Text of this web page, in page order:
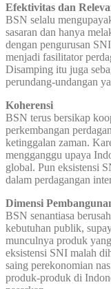
Efektivitas dan
BSN selalu
sasaran dan hanya
dengan pengurusan
menjadi fasilitator
Disamping itu juga
perundang-undangan
Koherensi
BSN terus bersikap
perkembangan
ketinggalan zaman.
mengganggu upaya
global. Pun eksistensi
dalam perdagangan
Dimensi
BSN senantiasa
kebutuhan publik,
munculnya produk
eksistensi SNI malah
saing perekonomian
produk-produk di